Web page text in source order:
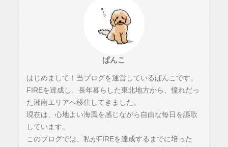
ぱんこ
はじめまして！当ブログを運営しているぱんこです。
FIREを達成し、長年暮らした東北地方から、憧れだっ
た湘南エリアへ移住してきました。
現在は、心地よい海風を感じながら自由な毎日を謳歌
しています。
このブログでは、私がFIREを達成するまでに培った